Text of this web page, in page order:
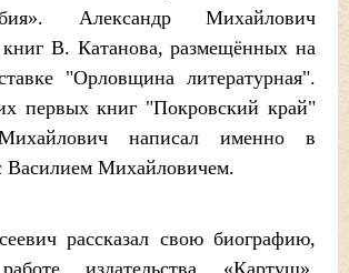
Александр Михайлович
книг В. Катанова, размещённых на
"Орловщина литературная".
первых книг "Покровский край"
написал именно в
Василием Михайловичем.
рассказал свою биографию,
издательства «Картуш».